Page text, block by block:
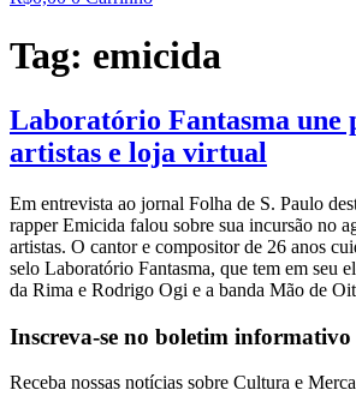
Tag: emicida
Laboratório Fantasma une
artistas e loja virtual
Em entrevista ao jornal Folha de S. Paulo
rapper Emicida falou sobre sua incursão no
artistas. O cantor e compositor de 26 anos
selo Laboratório Fantasma, que tem em seu
da Rima e Rodrigo Ogi e a banda Mão de
Inscreva-se no boletim informativo
Receba nossas notícias sobre Cultura e